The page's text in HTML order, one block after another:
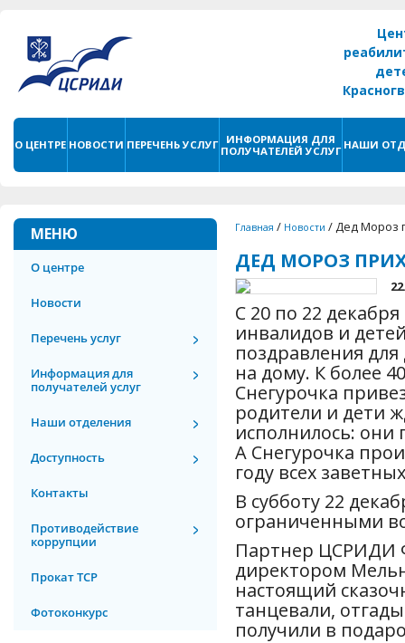
О ЦЕНТРЕ НОВОСТИ ПЕРЕЧЕНЬ УСЛУГ
ИНФОРМАЦИЯ ДЛЯ
ПОЛУЧАТЕЛЕЙ УСЛУГ НАШИ
МЕНЮ
О центре
Новости
Перечень услуг
Информация для
получателей услуг
Наши отделения
Доступность
Контакты
Противодействие
коррупции
Прокат ТСР
Фотоконкурс
Главная / Новости /Дед Мороз
ДЕД МОРОЗ
С 20 по 22
инвалидов и
поздравления
на дому. К более
Снегурочка
родители и дети
исполнилось: они
А Снегурочка
году всех
В субботу 22
ограниченными
Партнер ЦСРИДИ
директором
настоящий
танцевали,
получили в